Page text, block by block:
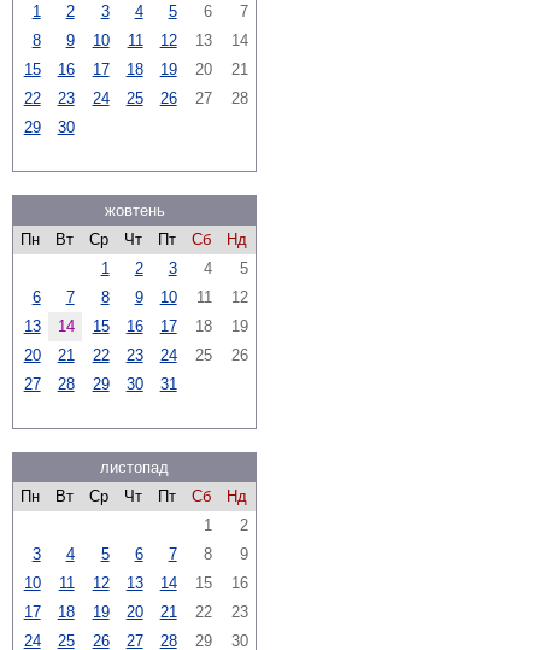
1
2 3 4 5 6
7
8
9 10 11 12 13
14
15
16 17 18 19 20
21
22
23 24 25 26 27
28
29
30
жовтень
Пн
Вт Ср Чт Пт Сб
Нд
1
2 3 4
5
6
7 8 9 10 11
12
13
14 15 16 17 18
19
20
21 22 23 24 25
26
27
28 29 30 31
листопад
Пн
Вт Ср Чт Пт Сб
Нд
1
2
3
4 5 6 7 8
9
10
11 12 13 14 15
16
17
18 19 20 21 22
23
24
25 26 27 28 29 30